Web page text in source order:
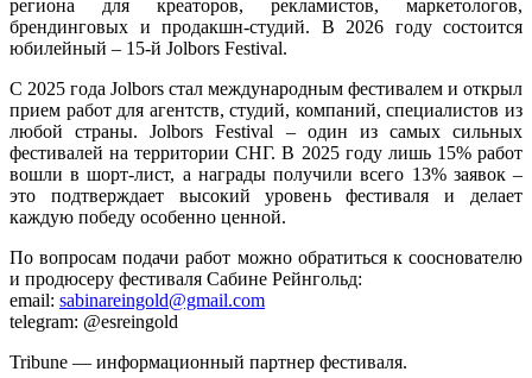
региона для креаторов, рекламистов, маркетологов,
брендинговых и продакшн-студий. В 2026 году состоится
юбилейный – 15-й Jolbors Festival.
С 2025 года Jolbors стал международным фестивалем и открыл
прием работ для агентств, студий, компаний, специалистов из
любой страны. Jolbors Festival – один из самых сильных
фестивалей на территории СНГ. В 2025 году лишь 15% работ
вошли в шорт-лист, а награды получили всего 13% заявок –
это подтверждает высокий уровень фестиваля и делает
каждую победу особенно ценной.
По вопросам подачи работ можно обратиться к сооснователю
и продюсеру фестиваля Cабине Рейнгольд:
email: sabinareingold@gmail.com
telegram: @esreingold
Tribune — информационный партнер фестиваля.